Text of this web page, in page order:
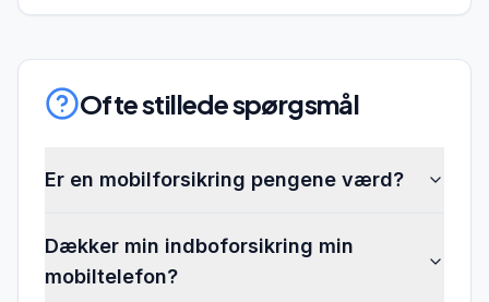
Ofte stillede spørgsmål
Er en mobilforsikring pengene værd?
Dækker min indboforsikring min
mobiltelefon?